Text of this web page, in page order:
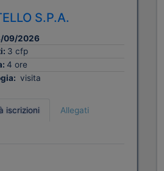
S.P.A.
09/2026
3 cfp
4 ore
visita
iscrizioni Allegati